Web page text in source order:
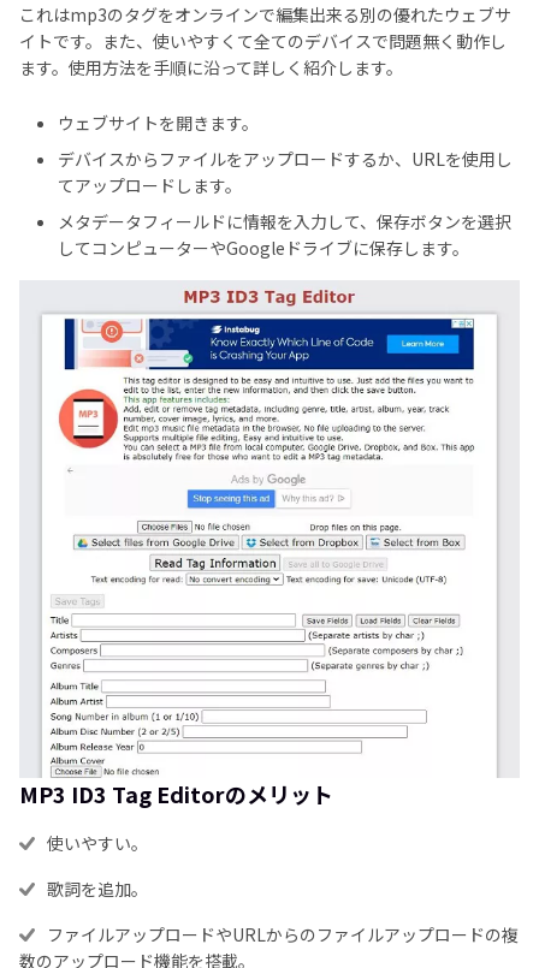
これはmp3のタグをオンラインで編集出来る別の優れたウェブサ
イトです。また、使いやすくて全てのデバイスで問題無く動作し
ます。使用方法を手順に沿って詳しく紹介します。
ウェブサイトを開きます。
デバイスからファイルをアップロードするか、URLを使用し
てアップロードします。
メタデータフィールドに情報を入力して、保存ボタンを選択
してコンピューターやGoogleドライブに保存します。
MP3 ID3 Tag Editorのメリット
使いやすい。
歌詞を追加。
ファイルアップロードやURLからのファイルアップロードの複
数のアップロード機能を搭載。